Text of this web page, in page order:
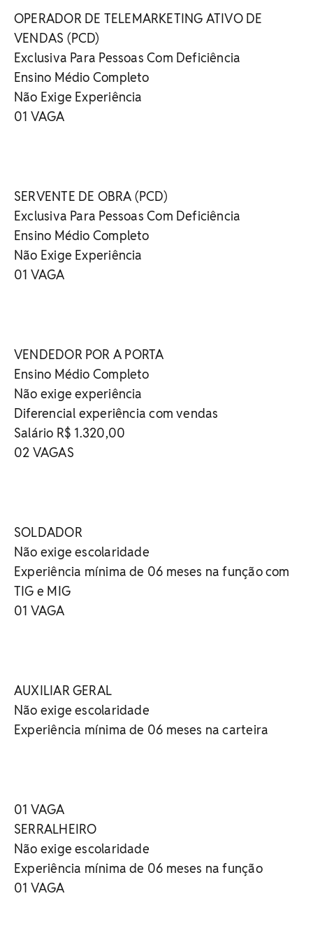
OPERADOR DE TELEMARKETING ATIVO DE
VENDAS (PCD)
Exclusiva Para Pessoas Com Deficiência
Ensino Médio Completo
Não Exige Experiência
01 VAGA
SERVENTE DE OBRA (PCD)
Exclusiva Para Pessoas Com Deficiência
Ensino Médio Completo
Não Exige Experiência
01 VAGA
VENDEDOR POR A PORTA
Ensino Médio Completo
Não exige experiência
Diferencial experiência com vendas
Salário R$ 1.320,00
02 VAGAS
SOLDADOR
Não exige escolaridade
Experiência mínima de 06 meses na função com
TIG e MIG
01 VAGA
AUXILIAR GERAL
Não exige escolaridade
Experiência mínima de 06 meses na carteira
01 VAGA
SERRALHEIRO
Não exige escolaridade
Experiência mínima de 06 meses na função
01 VAGA